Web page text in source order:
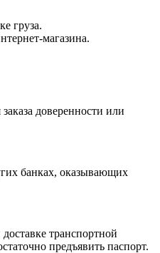
груза.
магазина.
доверенности или
банках, оказывающих
транспортной
предъявить паспорт.